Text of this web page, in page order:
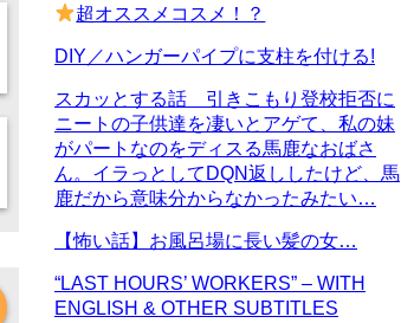
超オススメコスメ！？
DIY／ハンガーパイプに支柱を付ける!
スカッとする話 引きこもり登校拒否に
ニートの子供達を凄いとアゲて、私の妹
がパートなのをディスる馬鹿なおばさ
ん。イラっとしてDQN返ししたけど、馬
鹿だから意味分からなかったみたい…
【怖い話】お風呂場に長い髪の女…
“LAST HOURS’ WORKERS” – WITH
ENGLISH & OTHER SUBTITLES